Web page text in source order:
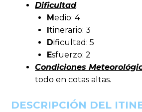
Dificultad:
M edio: 4
tinerario: 3
Dificultad: 5
Esfuerzo: 2
Condiciones
todo en cotas altas.
DESCRIPCIÓN DEL